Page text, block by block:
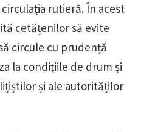
rutieră. În acest
cetățenilor să evite
circule cu prudență
la condițiile de drum și
și ale autorităților